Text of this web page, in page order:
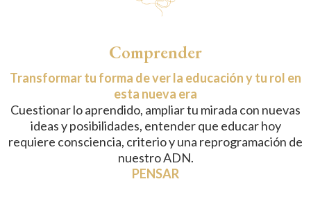
Comprender
Transformar tu forma de ver la educación y tu rol en
esta nueva era
Cuestionar lo aprendido, ampliar tu mirada con nuevas
ideas y posibilidades, entender que educar hoy
requiere consciencia, criterio y una reprogramación de
nuestro ADN.
PENSAR